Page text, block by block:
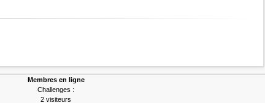
Membres en ligne
Challenges :
2 visiteurs